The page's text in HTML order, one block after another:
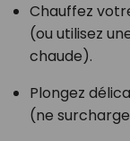
Chauffez
(ou utilisez
chaude).
Plongez
(ne